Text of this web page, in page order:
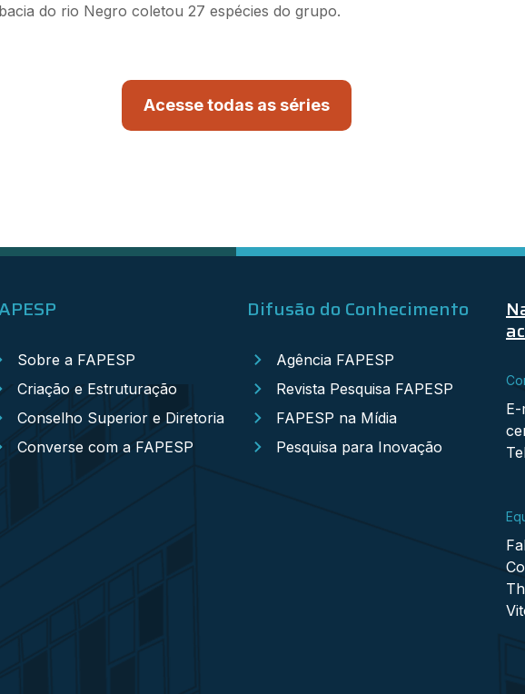
do rio Negro coletou 27 espécies do grupo.
Acesse todas as séries
Sobre a FAPESP
Criação e Estruturação
Conselho Superior e Diretoria
Converse com a FAPESP
Difusão do Conhecimento
Agência FAPESP
Revista Pesquisa FAPESP
FAPESP na Mídia
Pesquisa para Inovação
E-